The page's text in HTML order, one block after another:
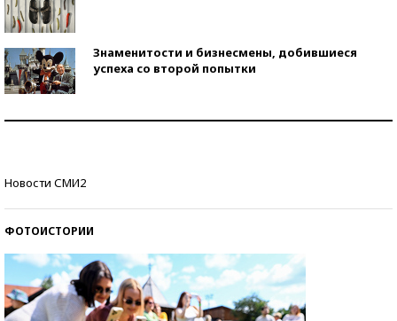
Знаменитости и бизнесмены, добившиеся
успеха со второй попытки
Новости СМИ2
ФОТОИСТОРИИ